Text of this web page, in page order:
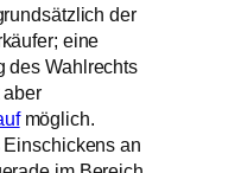
der
eine
des Wahlrechts
möglich.
an